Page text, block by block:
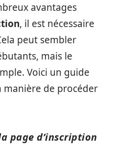
avantages
, il est nécessaire
peut sembler
mais le
Voici un guide
manière de procéder
page d’inscription